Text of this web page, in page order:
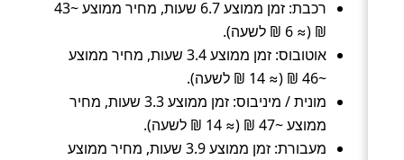
רכבת: זמן ממוצע 6.7 שעות, מחיר ממוצע ~43
₪ (≈ 6 ₪ לשעה).
אוטובוס: זמן ממוצע 3.4 שעות, מחיר ממוצע
~46 ₪ (≈ 14 ₪ לשעה).
מונית / מיניבוס: זמן ממוצע 3.3 שעות, מחיר
ממוצע ~47 ₪ (≈ 14 ₪ לשעה).
מעבורת: זמן ממוצע 3.9 שעות, מחיר ממוצע